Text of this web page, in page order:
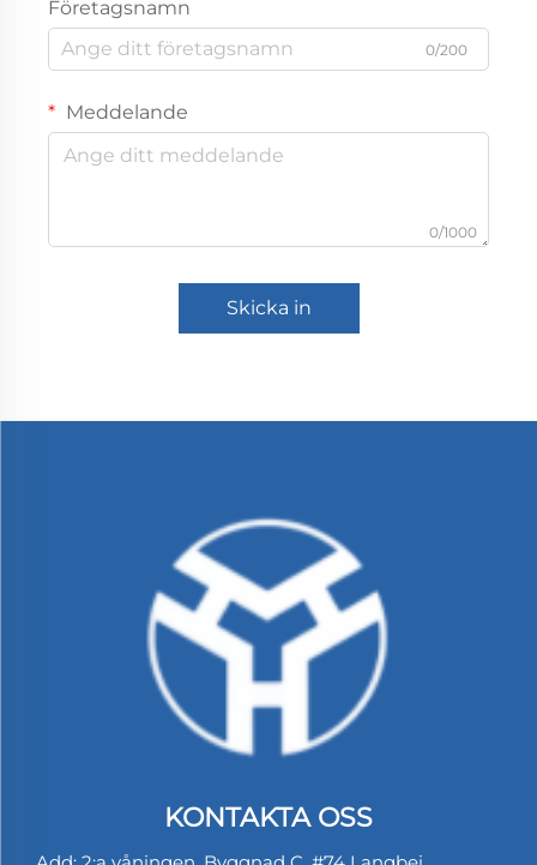
Företagsnamn
0/200
Meddelande
0/1000
Skicka in
KONTAKTA OSS